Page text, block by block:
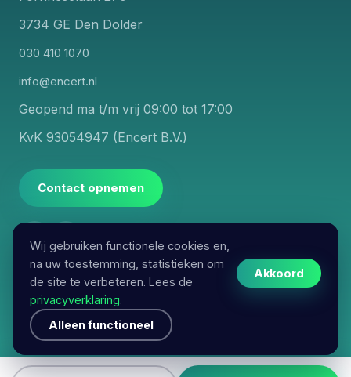
3734 GE Den Dolder
030 410 1070
info@encert.nl
Geopend ma t/m vrij 09:00 tot 17:00
KvK 93054947 (Encert B.V.)
Contact opnemen
© 2026 Encert. Alle rechten voorbehouden.
Algemene voorwaarden| Disclaimer
Wij gebruiken functionele cookies en,
na uw toestemming, statistieken om
de site te verbeteren. Lees de
privacyverklaring.
Akkoord
Alleen functioneel